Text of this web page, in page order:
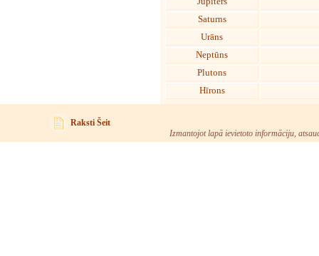
Saturns
Urāns
Neptūns
Plutons
Hīrons
Raksti Šeit
Izmantojot lapā ievietoto informāciju,